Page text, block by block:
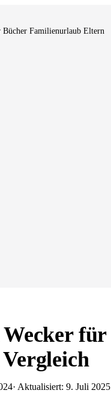
Bücher Familienurlaub Eltern
Wecker für
· Aktualisiert: 9. Juli 2025